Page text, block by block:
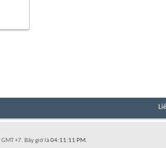
+7. Bây giờ là04:11:11 PM.